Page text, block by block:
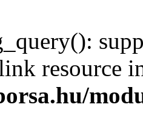
resource